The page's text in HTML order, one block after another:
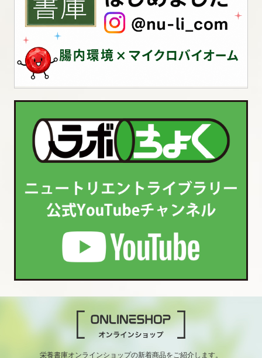
栄養書庫オンラインショップの新着商品をご紹介します。